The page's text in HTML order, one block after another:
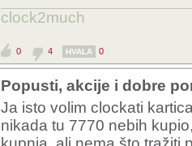
clock2much
0 4 HVALA 0
Popusti, akcije i dobre
Ja isto volim clockati
nikada tu 7770 nebih